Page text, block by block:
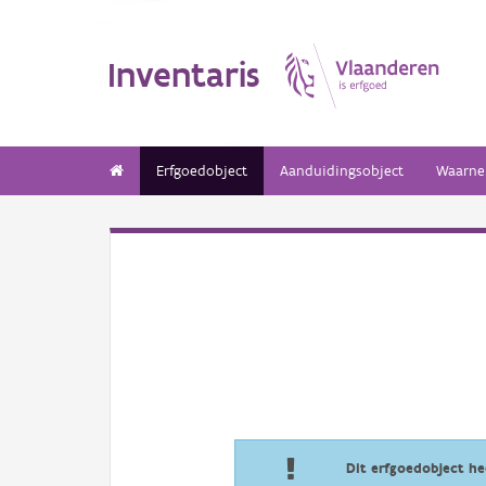
Inventaris
Erfgoedobject Aanduidingsobject
Dit erfgoedobject